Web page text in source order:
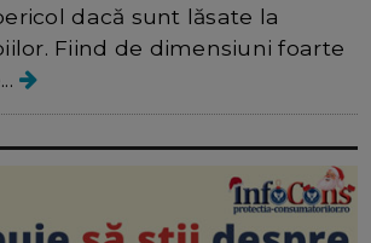
dacă sunt lăsate la
Fiind de dimensiuni foarte